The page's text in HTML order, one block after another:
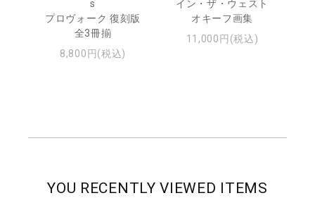
s
プロヴォーク 復刻版
全3冊揃
8,800円(税込)
イン・ザ・ウェスト
オキーフ画集
11,000円(税込)
YOU RECENTLY VIEWED ITEMS